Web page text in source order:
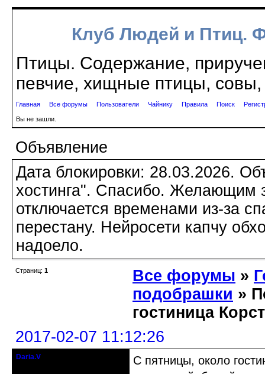
Клуб Людей и Птиц.
Птицы. Содержание,
певчие, хищные птицы, совы,
Главная Все форумы Пользователи Чайнику Правила Поиск
Вы не зашли.
Объявление
Дата блокировки: 28.03.2026.
хостинга". Спасибо. Желающим
отключается временами из-за
перестану. Нейросети капчу
надоело.
Страниц: 1 Все форумы »
подобрашки »
гостиница
2017-02-07 11:12:26
Daria.V
С пятницы, около